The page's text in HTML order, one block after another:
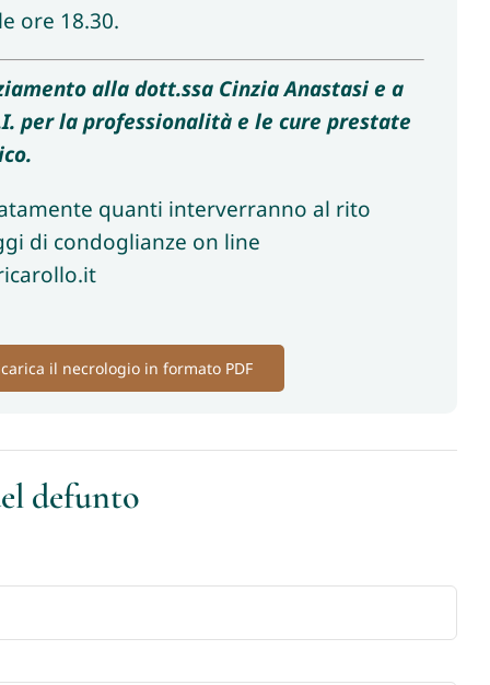
ore 18.30.
alla dott.ssa Cinzia Anastasi e a
per la professionalità e le cure prestate
quanti interverranno al rito
di condoglianze on line
il necrologio in formato PDF
defunto